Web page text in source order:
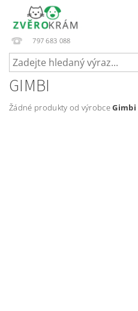
797 683 088
GIMBI
Žádné produkty od výrobceGimbi